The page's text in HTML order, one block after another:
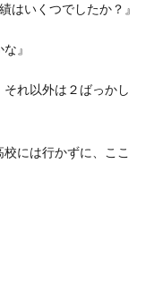
はいくつでしたか？』
』
れ以外は２ばっかし
には行かずに、ここ